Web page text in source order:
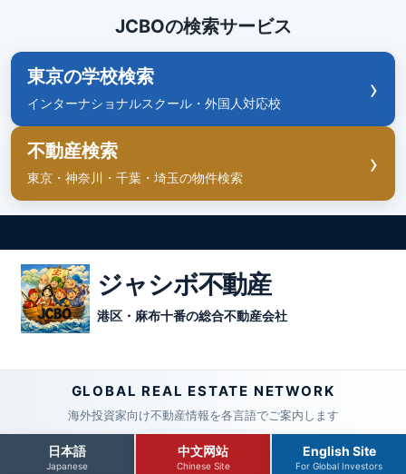
JCBOの検索サービス
東京の学校検索
インターナショナルスクール・外国人対応校 ›
不動産検索
東京・神奈川・千葉・埼玉の物件検索 ›
ジャシボ不動産
港区・麻布十番の総合不動産会社
GLOBAL REAL ESTATE NETWORK
海外投資家向け不動産情報を各言語でご案内します
日本語
Japanese
中文网站
Chinese Site
English Site
For Global Investors
OK
OK
OK拠点